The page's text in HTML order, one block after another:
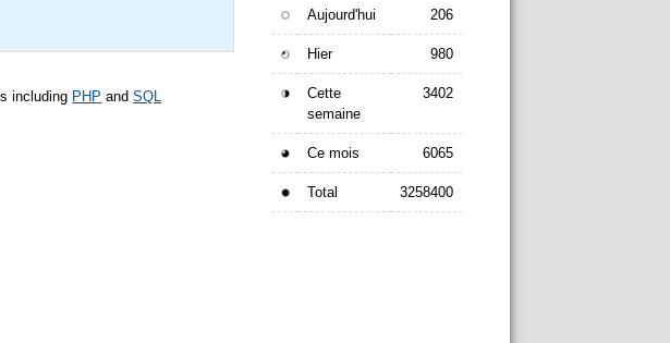
including PHP andSQL
Aujourd'hui 206
Hier 980
Cette
semaine
3402
Ce mois 6065
Total 3258400